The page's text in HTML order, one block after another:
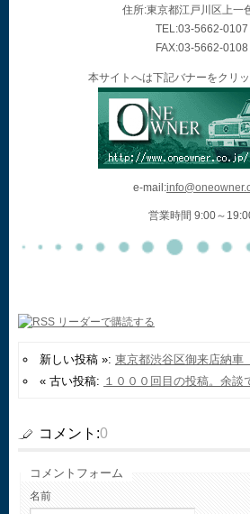
住所:東京都江戸川区上一
TEL:03-5662-0107
FAX:03-5662-0108
本サイトへは下記バナーをクリ
e-mail:
営業時間 9:00～
新しい投稿 »: 東京都渋谷区御来店納
« 古い投稿: １０００回目の投稿。余談
コメント:0
コメントフォーム
名前